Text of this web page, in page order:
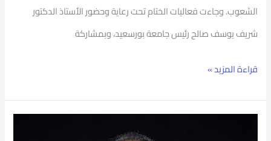
الشعوب. وجاءت فعاليات الختام تحت رعاية وحضور الأستاذ الدكتور
شريف يوسف صالح رئيس جامعة بورسعيد، وبمشاركة
قادر
على
العالمية
وصناعة
قراءة المزيد »